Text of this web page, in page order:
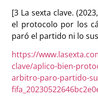
[3 La sexta clave.
el protocolo por los
paró el partido ni lo
https://
clave/aplico-bien-
arbitro-paro-partido-